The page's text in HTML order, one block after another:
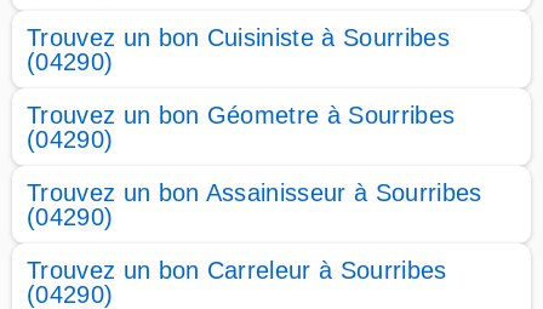
Trouvez un bon Cuisiniste à Sourribes
(04290)
Trouvez un bon Géometre à Sourribes
(04290)
Trouvez un bon Assainisseur à Sourribes
(04290)
Trouvez un bon Carreleur à Sourribes
(04290)